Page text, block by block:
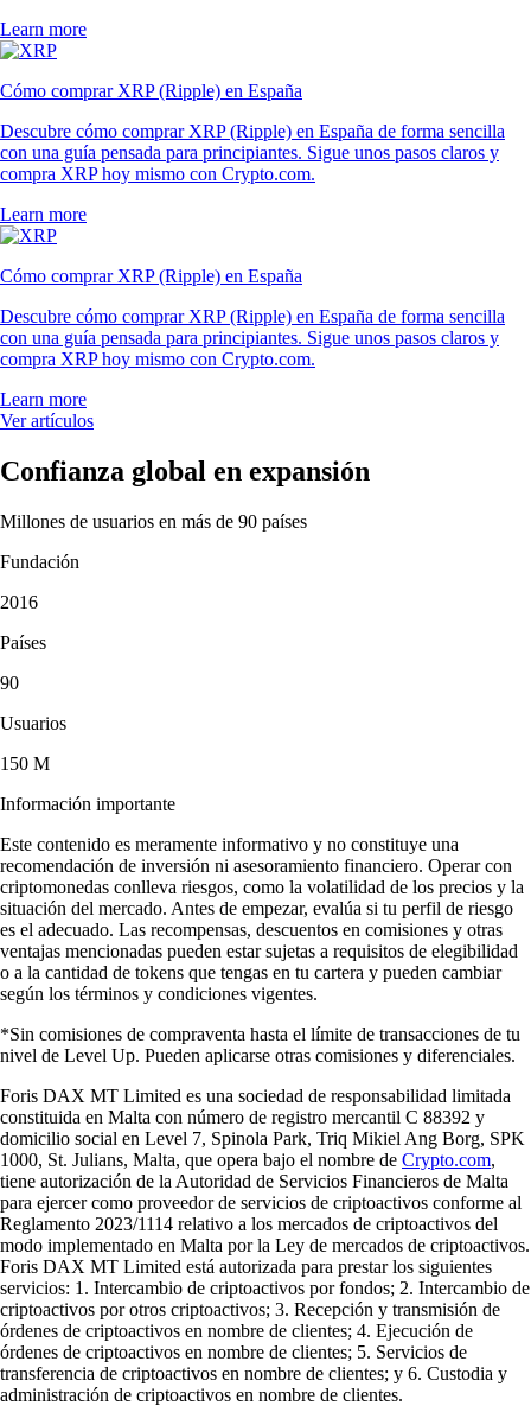
Learn more
Cómo comprar XRP (Ripple) en España
Descubre cómo comprar XRP (Ripple) en España de forma sencilla
con una guía pensada para principiantes. Sigue unos pasos claros y
compra XRP hoy mismo con Crypto.com.
Learn more
Cómo comprar XRP (Ripple) en España
Descubre cómo comprar XRP (Ripple) en España de forma sencilla
con una guía pensada para principiantes. Sigue unos pasos claros y
compra XRP hoy mismo con Crypto.com.
Learn more
Ver artículos
Confianza global en expansión
Millones de usuarios en más de 90 países
Fundación
2016
Países
90
Usuarios
150 M
Información importante
Este contenido es meramente informativo y no constituye una
recomendación de inversión ni asesoramiento financiero. Operar con
criptomonedas conlleva riesgos, como la volatilidad de los precios y la
situación del mercado. Antes de empezar, evalúa si tu perfil de riesgo
es el adecuado. Las recompensas, descuentos en comisiones y otras
ventajas mencionadas pueden estar sujetas a requisitos de elegibilidad
o a la cantidad de tokens que tengas en tu cartera y pueden cambiar
según los términos y condiciones vigentes.
*Sin comisiones de compraventa hasta el límite de transacciones de tu
nivel de Level Up. Pueden aplicarse otras comisiones y diferenciales.
Foris DAX MT Limited es una sociedad de responsabilidad limitada
constituida en Malta con número de registro mercantil C 88392 y
domicilio social en Level 7, Spinola Park, Triq Mikiel Ang Borg, SPK
1000, St. Julians, Malta, que opera bajo el nombre de Crypto.com,
tiene autorización de la Autoridad de Servicios Financieros de Malta
para ejercer como proveedor de servicios de criptoactivos conforme al
Reglamento 2023/1114 relativo a los mercados de criptoactivos del
modo implementado en Malta por la Ley de mercados de criptoactivos.
Foris DAX MT Limited está autorizada para prestar los siguientes
servicios: 1. Intercambio de criptoactivos por fondos; 2. Intercambio de
criptoactivos por otros criptoactivos; 3. Recepción y transmisión de
órdenes de criptoactivos en nombre de clientes; 4. Ejecución de
órdenes de criptoactivos en nombre de clientes; 5. Servicios de
transferencia de criptoactivos en nombre de clientes; y 6. Custodia y
administración de criptoactivos en nombre de clientes.